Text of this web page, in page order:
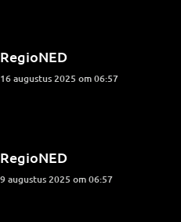
RegioNED
16 augustus 2025 om 06:57
RegioNED
9 augustus 2025 om 06:57